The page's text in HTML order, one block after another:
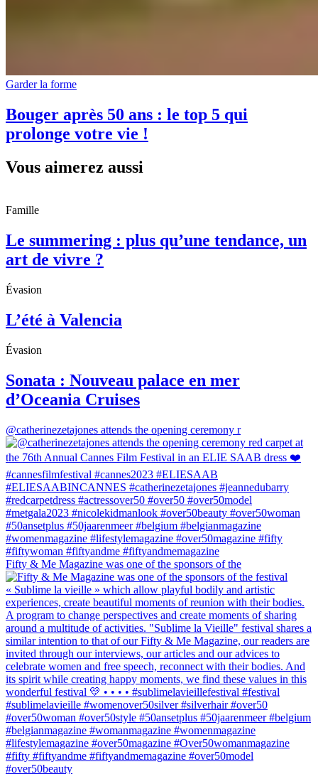
Garder la forme
Bouger après 50 ans : le top 5 qui
prolonge votre vie !
Vous aimerez aussi
Famille
Le summering : plus qu’une tendance, un
art de vivre ?
Évasion
L’été à Valencia
Évasion
Sonata : Nouveau palace en mer
d’Oceania Cruises
@catherinezetajones attends the opening ceremony r
Fifty & Me Magazine was one of the sponsors of the